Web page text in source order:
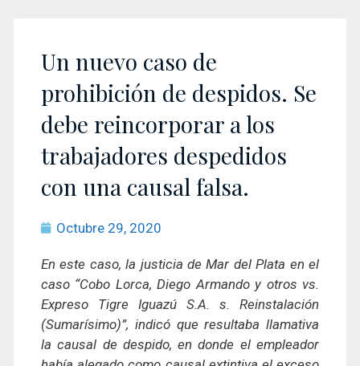
Un nuevo caso de
prohibición de despidos. Se
debe reincorporar a los
trabajadores despedidos
con una causal falsa.
Octubre 29, 2020
En este caso, la justicia de Mar del Plata en el
caso “Cobo Lorca, Diego Armando y otros vs.
Expreso Tigre Iguazú S.A. s. Reinstalación
(Sumarísimo)”, indicó que resultaba llamativa
la causal de despido, en donde el empleador